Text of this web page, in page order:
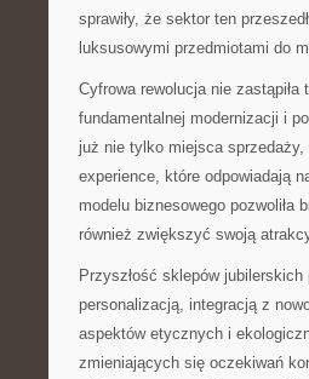
sprawiły, że sektor ten
luksusowymi przedmiotami do
Cyfrowa rewolucja nie
fundamentalnej modernizacji i
już nie tylko miejsca
experience, które odpowiadają
modelu biznesowego pozwoliła
również zwiększyć swoją
Przyszłość sklepów
personalizacją, integracją z
aspektów etycznych i
zmieniających się oczekiwań